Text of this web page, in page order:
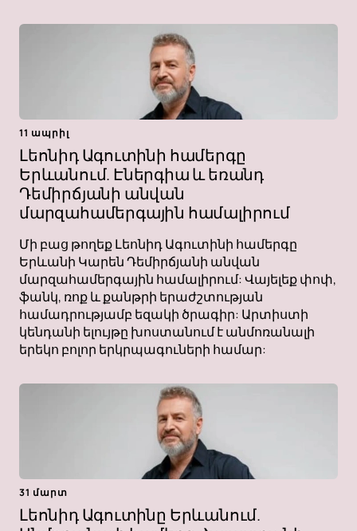
11 ապրիլ
Լեոնիդ Ագուտինի համերգը
Երևանում. Էներգիա և եռանդ
Դեմիրճյանի անվան
մարզահամերգային համալիրում
Մի բաց թողեք Լեոնիդ Ագուտինի համերգը
Երևանի Կարեն Դեմիրճյանի անվան
մարզահամերգային համալիրում: Վայելեք փոփ,
ֆանկ, ռոք և քանթրի երաժշտության
համադրությամբ եզակի ծրագիր: Արտիստի
կենդանի ելույթը խոստանում է անմոռանալի
երեկո բոլոր երկրպագուների համար:
31 մարտ
Լեոնիդ Ագուտինը Երևանում.